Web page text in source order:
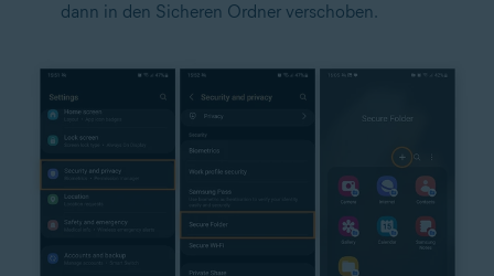
dann in den Sicheren Ordner verschoben.